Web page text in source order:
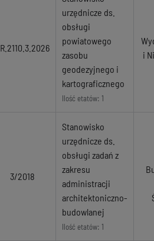
urzędnicze ds.
obsługi
powiatowego
zasobu
geodezyjnego i
kartograficznego
Ilość etatów: 1
i
3/2018
Stanowisko
urzędnicze ds.
obsługi zadań z
zakresu
administracji
architektoniczno-
budowlanej
Ilość etatów: 1